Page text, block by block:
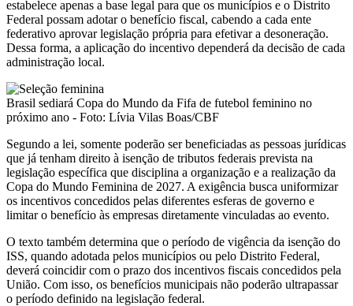
estabelece apenas a base legal para que os municípios e o Distrito
Federal possam adotar o benefício fiscal, cabendo a cada ente
federativo aprovar legislação própria para efetivar a desoneração.
Dessa forma, a aplicação do incentivo dependerá da decisão de cada
administração local.
Brasil sediará Copa do Mundo da Fifa de futebol feminino no
próximo ano - Foto: Lívia Vilas Boas/CBF
Segundo a lei, somente poderão ser beneficiadas as pessoas jurídicas
que já tenham direito à isenção de tributos federais prevista na
legislação específica que disciplina a organização e a realização da
Copa do Mundo Feminina de 2027. A exigência busca uniformizar
os incentivos concedidos pelas diferentes esferas de governo e
limitar o benefício às empresas diretamente vinculadas ao evento.
O texto também determina que o período de vigência da isenção do
ISS, quando adotada pelos municípios ou pelo Distrito Federal,
deverá coincidir com o prazo dos incentivos fiscais concedidos pela
União. Com isso, os benefícios municipais não poderão ultrapassar
o período definido na legislação federal.